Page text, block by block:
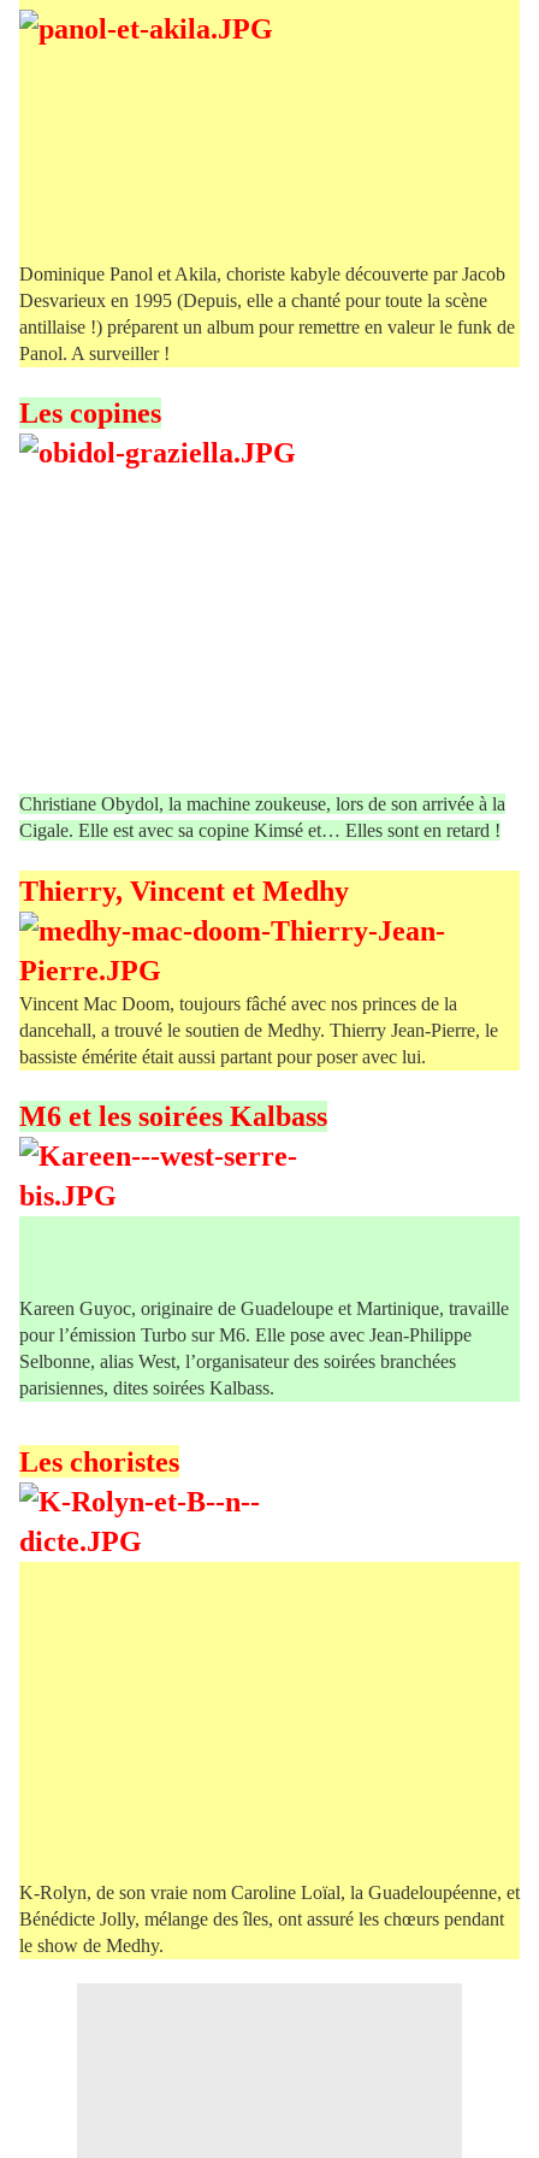
Dominique Panol et Akila, choriste kabyle découverte par Jacob
Desvarieux en 1995 (Depuis, elle a chanté pour toute la scène
antillaise !) préparent un album pour remettre en valeur le funk de
Panol. A surveiller !
Les copines
Christiane Obydol, la machine zoukeuse, lors de son arrivée à la
Cigale. Elle est avec sa copine Kimsé et… Elles sont en retard !
Thierry, Vincent et Medhy
Vincent Mac Doom, toujours fâché avec nos princes de la
dancehall, a trouvé le soutien de Medhy. Thierry Jean-Pierre, le
bassiste émérite était aussi partant pour poser avec lui.
M6 et les soirées Kalbass
Kareen Guyoc, originaire de Guadeloupe et Martinique, travaille
pour l’émission Turbo sur M6. Elle pose avec Jean-Philippe
Selbonne, alias West, l’organisateur des soirées branchées
parisiennes, dites soirées Kalbass.
Les choristes
K-Rolyn, de son vraie nom Caroline Loïal, la Guadeloupéenne, et
Bénédicte Jolly, mélange des îles, ont assuré les chœurs pendant
le show de Medhy.